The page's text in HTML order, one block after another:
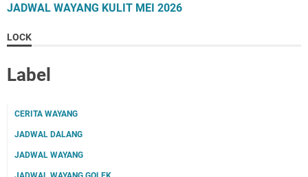
JADWAL WAYANG KULIT MEI 2026
LOCK
Label
CERITA WAYANG
JADWAL DALANG
JADWAL WAYANG